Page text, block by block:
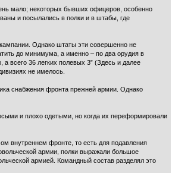
мало; некоторых бывших офицеров, особенно
и посылались в полки и в штабы, где
Однако штаты эти совершенно не
до минимума, а именно – по два орудия в
всего 36 легких полевых 3” (Здесь и далее
не имелось.
снабжения фронта прежней армии. Однако
и плохо одетыми, но когда их переформировали
внутреннем фронте, то есть для подавления
армии, полки выражали большое
армией. Командный состав разделял это